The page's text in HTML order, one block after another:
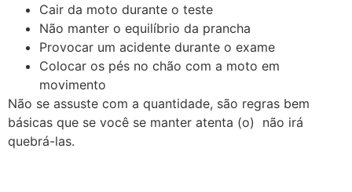
Cair da moto durante o teste
Não manter o equilíbrio da prancha
Provocar um acidente durante o exame
Colocar os pés no chão com a moto em
movimento
Não se assuste com a quantidade, são regras bem
básicas que se você se manter atenta (o) não irá
quebrá-las.